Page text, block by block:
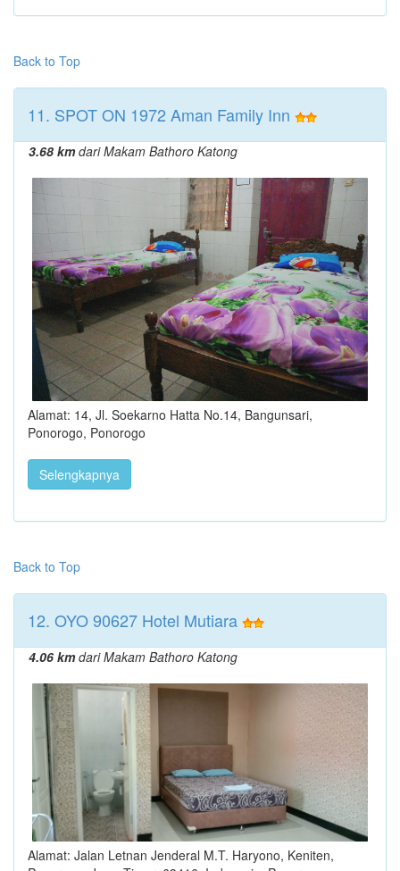
Back to Top
11. SPOT ON 1972 Aman Family Inn
3.68 kmdari Makam Bathoro Katong
Alamat: 14, Jl. Soekarno Hatta No.14, Bangunsari,
Ponorogo, Ponorogo
Selengkapnya
Back to Top
12. OYO 90627 Hotel Mutiara
4.06 kmdari Makam Bathoro Katong
Alamat: Jalan Letnan Jenderal M.T. Haryono, Keniten,